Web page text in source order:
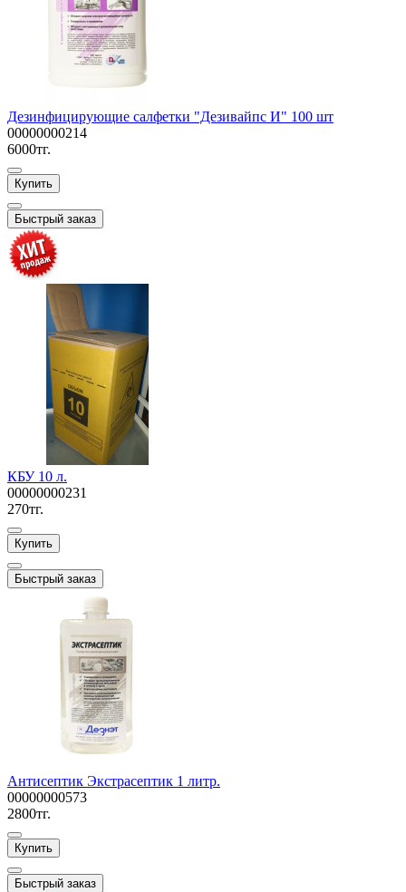
Дезинфицирующие салфетки "Дезивайпс И" 100 шт
00000000214
6000тг.
Купить
Быстрый заказ
КБУ 10 л.
00000000231
270тг.
Купить
Быстрый заказ
Антисептик Экстрасептик 1 литр.
00000000573
2800тг.
Купить
Быстрый заказ